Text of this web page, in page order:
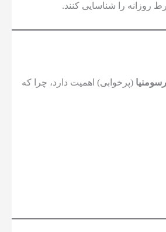
را شناسایی کنند.
(پرخوابی) اهمیت دارد، چرا که